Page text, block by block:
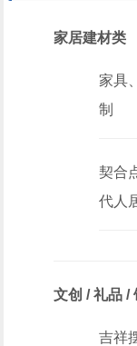
家居建材类
家具
制
契合
代人
文创 / 礼品 /
吉祥